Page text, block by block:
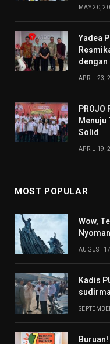
MAY 20,
Yadea
dengan
APRIL 23,
Menuju
Solid
APRIL 19,
MOST POPULAR
Wow,
AUGUST
Kadis